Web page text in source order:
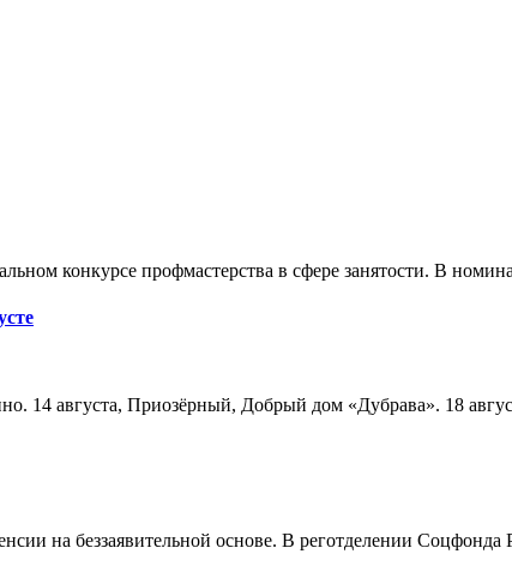
конкурсе профмастерства в сфере занятости. В
14 августа, Приозёрный, Добрый дом «Дубрава». 18
на беззаявительной основе. В реготделении